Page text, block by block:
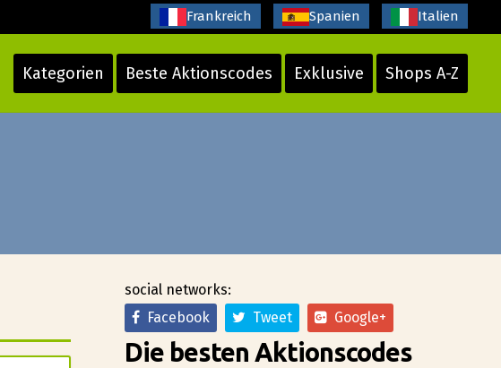
Kategorien Beste Aktionscodes Exklusive Shops A-Z
Frankreich Spanien Italien
social networks:
Facebook
Tweet Google+
Die besten Aktionscodes